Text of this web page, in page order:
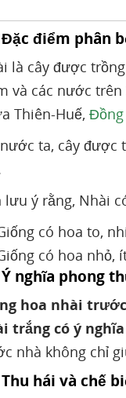
Đặc điểm phân
là cây được
và các nước
Thiên-Huế, Đồng
ta, cây được
lưu ý rằng, Nhài
có hoa to,
có hoa nhỏ,
Ý nghĩa phong
hoa nhài
trắng có ý nghĩa
nhà không chỉ
hái và chế